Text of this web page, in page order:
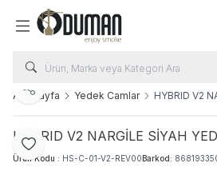
Ana Sayfa Yedek Camlar HYBRID V2
Favoriye Ekle
Paylaş
HYBRID V2 NARGİLE SİYAH
Ürün Kodu : HS-C-01-V2-REV00Barkod: